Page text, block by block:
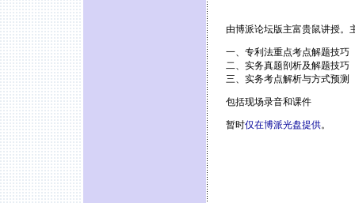
由博派论坛版主富贵鼠讲授。
一、专利法重点考点解题技巧
二、实务真题剖析及解题技巧
三、实务考点解析与方式预测
包括现场录音和课件
暂时仅在博派光盘提供。